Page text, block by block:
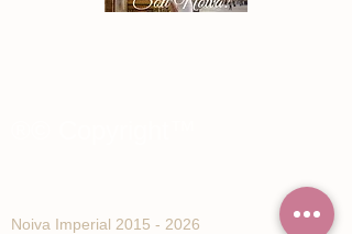
Noiva Imperial 2015 - 2026